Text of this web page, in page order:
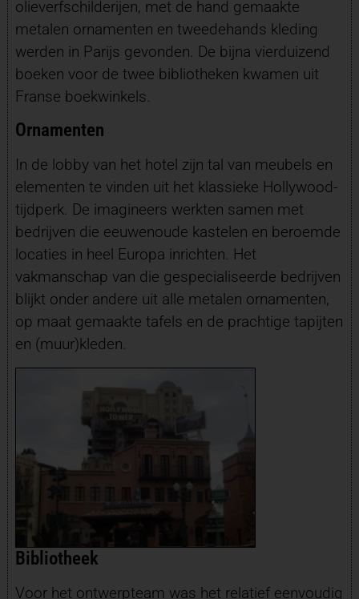
olieverfschilderijen, met de hand gemaakte
metalen ornamenten en tweedehands kleding
werden in Parijs gevonden. De bijna vierduizend
boeken voor de twee bibliotheken kwamen uit
Franse boekwinkels.
Ornamenten
In de lobby van het hotel zijn tal van meubels en
elementen te vinden uit het klassieke Hollywood-
tijdperk. De imagineers werkten samen met
bedrijven die eeuwenoude kastelen en beroemde
locaties in heel Europa inrichten. Het
vakmanschap van die gespecialiseerde bedrijven
blijkt onder andere uit alle metalen ornamenten,
op maat gemaakte tafels en de prachtige tapijten
en (muur)kleden.
Bibliotheek
Voor het ontwerpteam was het relatief eenvoudig